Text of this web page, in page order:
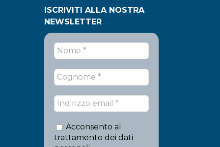
ISCRIVITI ALLA NOSTRA
NEWSLETTER
Acconsento al
trattamento dei dati